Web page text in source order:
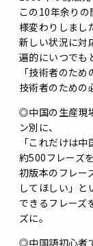
この10年余り
様変わりしまし
新しい状況に対
遍的にいつでも
「技術者のた
技術者のための
◎中国の生産現
ン別に、
「これだけは
約500フレーズを
初版本のフレー
してほしい」
できるフレーズ
ズに。
◎中国語初心者